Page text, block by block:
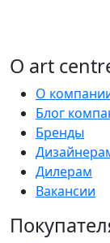
О art
О
Блог
Бренды
Дилерам
Вакансии